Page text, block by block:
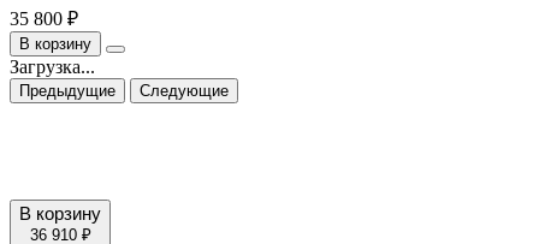
35 800 ₽
В корзину
Загрузка...
Предыдущие Следующие
В корзину
36 910 ₽